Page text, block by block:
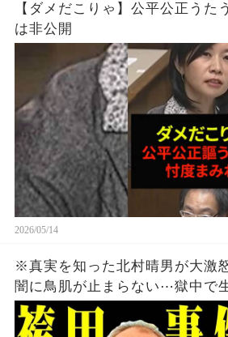
【ダメだこりゃ】公平公正うた
は非公開
2026/05/14
※真実を知った北村晴男が大激
闇に鳥肌が止まらない⋯獄中で
【立花孝志】